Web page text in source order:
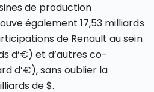
de production
également 17,53 milliards
de Renault au sein
d’€) et d’autres co-
d’€), sans oublier la
de $.